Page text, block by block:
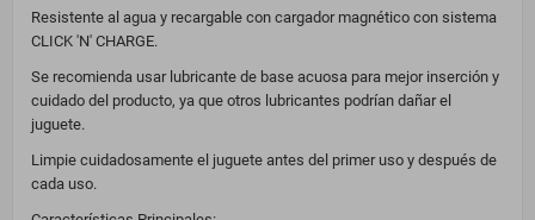
Resistente al agua y recargable con cargador magnético con sistema
CLICK 'N' CHARGE.
Se recomienda usar lubricante de base acuosa para mejor inserción y
cuidado del producto, ya que otros lubricantes podrían dañar el
juguete.
Limpie cuidadosamente el juguete antes del primer uso y después de
cada uso.